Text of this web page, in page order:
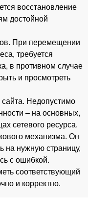
восстановление
достойной
При перемещении
требуется
в противном случае
и просмотреть
Недопустимо
– на основных,
сетевого ресурса.
механизма. Он
на нужную страницу,
с ошибкой.
соответствующий
и корректно.